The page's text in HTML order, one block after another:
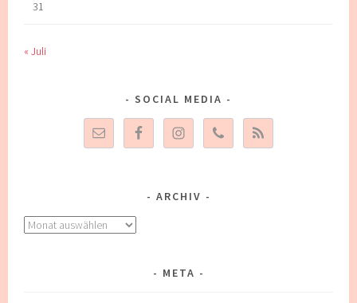
31
« Juli
SOCIAL MEDIA
ARCHIV
Archiv
META